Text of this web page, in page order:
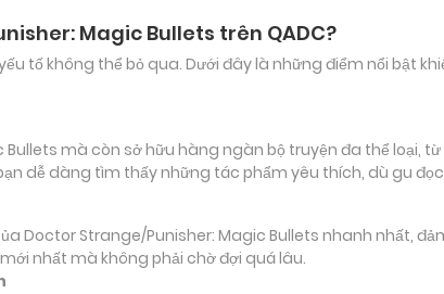
Magic Bullets trên QADC?
tố không thể bỏ qua. Dưới đây là những điểm nổi bật
mà còn sở hữu hàng ngàn bộ truyện đa thể loại,
dễ dàng tìm thấy những tác phẩm yêu thích, dù gu
Strange/Punisher: Magic Bullets nhanh nhất,
nhất mà không phải chờ đợi quá lâu.